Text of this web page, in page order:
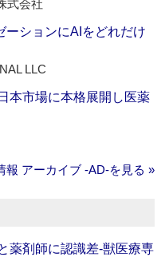
式会社
ーションにAIをどれだけ
LLC
本市場に本格展開し医薬
報 アーカイブ ‐AD‐を見る »
薬剤師に認識差‐獣医療専